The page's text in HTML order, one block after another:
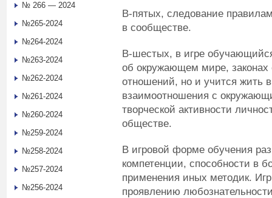
В-пятых, следование
в сообществе.
В-шестых, в игре
об окружающем мире, законах
отношений, но и учится жить
взаимоотношения с
творческой активности
обществе.
В игровой форме обучения
компетенции, способности в
применения иных методик.
проявлению
№ 266 — 2024
№265-2024
№264-2024
№263-2024
№262-2024
№261-2024
№260-2024
№259-2024
№258-2024
№257-2024
№256-2024